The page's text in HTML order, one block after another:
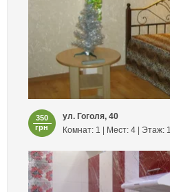
350
грн
ул. Гоголя, 40
Комнат: 1 | Мест: 4 | Этаж: 1